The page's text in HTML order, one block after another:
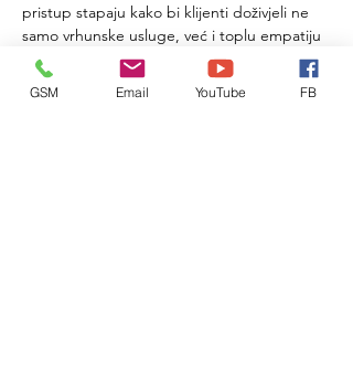
pristup stapaju kako bi klijenti doživjeli ne
samo vrhunske usluge, već i toplu empatiju
koja prati svaki korak našeg poslovanja. Kroz
ovu blisku povezanost, stvaramo ne samo
izvanredne rezultate, već i dugotrajna
GSM Email YouTube FB